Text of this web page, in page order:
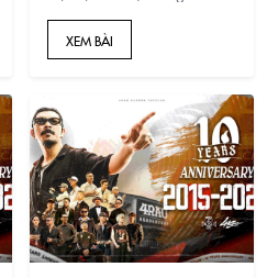
khách hàng có thể mua quần
áo Carhartt với giá hợp lý
XEM BÀI